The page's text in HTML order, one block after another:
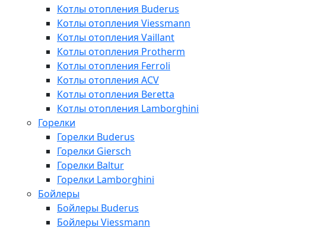
Котлы отопления Buderus
Котлы отопления Viessmann
Котлы отопления Vaillant
Котлы отопления Protherm
Котлы отопления Ferroli
Котлы отопления ACV
Котлы отопления Beretta
Котлы отопления Lamborghini
Горелки
Горелки Buderus
Горелки Giersch
Горелки Baltur
Горелки Lamborghini
Бойлеры
Бойлеры Buderus
Бойлеры Viessmann